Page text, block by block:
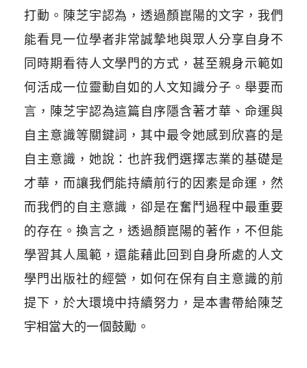
打動。陳芝宇認為，透過顏崑陽的文字，我們
能看見一位學者非常誠摯地與眾人分享自身不
同時期看待人文學門的方式，甚至親身示範如
何活成一位靈動自如的人文知識分子。舉要而
言，陳芝宇認為這篇自序隱含著才華、命運與
自主意識等關鍵詞，其中最令她感到欣喜的是
自主意識，她說：也許我們選擇志業的基礎是
才華，而讓我們能持續前行的因素是命運，然
而我們的自主意識，卻是在奮鬥過程中最重要
的存在。換言之，透過顏崑陽的著作，不但能
學習其人風範，還能藉此回到自身所處的人文
學門出版社的經營，如何在保有自主意識的前
提下，於大環境中持續努力，是本書帶給陳芝
宇相當大的一個鼓勵。